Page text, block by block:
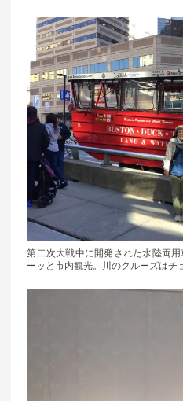
第二次大戦中に開発された水陸両
ーッと市内観光。川のクルーズはチ